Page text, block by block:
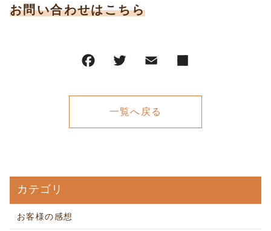
お問い合わせはこちら
一覧へ戻る
カテゴリ
お客様の感想